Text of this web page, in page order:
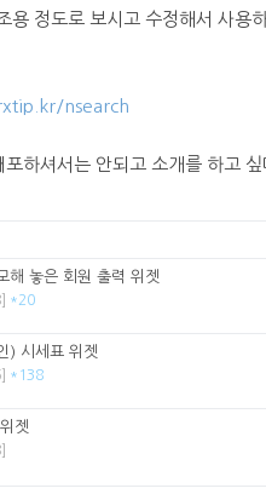
용 정도로 보시고 수정해서 사용
nsearch
하셔서는 안되고 소개를 하고
해 놓은 회원 출력 위젯
*20
) 시세표 위젯
*138
젯